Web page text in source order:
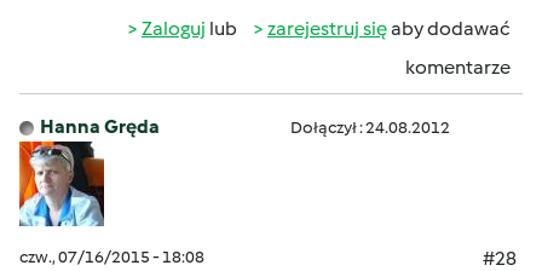
Zaloguj lub zarejestruj sięaby dodawać
komentarze
Hanna Gręda Dołączył : 24.08.2012
czw., 07/16/2015 - 18:08
#28